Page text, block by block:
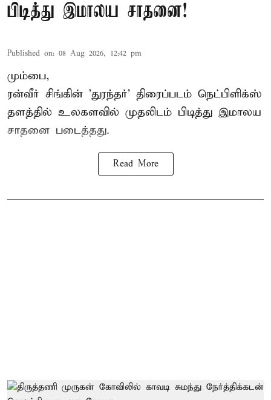
பிடித்து இமாலய சாதனை!
Published on: 08 Aug 2026, 12:42 pm
மும்பை,
ரன்வீர் சிங்கின் 'துரந்தர்' திரைப்படம் நெட்பிளிக்ஸ்
தளத்தில் உலகளவில் முதலிடம் பிடித்து இமாலய
சாதனை படைத்தது.
Read More